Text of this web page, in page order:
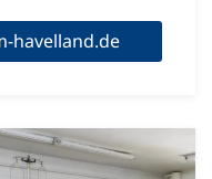
havelland.de